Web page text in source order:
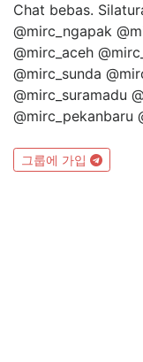
Chat bebas.
@mirc_ngapak
@mirc_aceh
@mirc_sunda
@mirc_suramadu
@mirc_pekanbaru
그룹에 가입